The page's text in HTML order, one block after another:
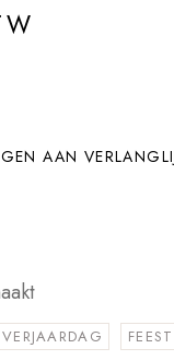
AAN
VERJAARDAG FEEST